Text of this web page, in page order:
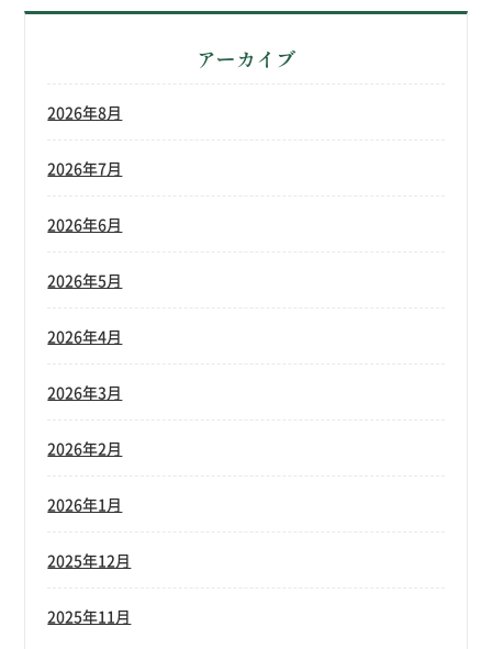
アーカイブ
2026年8月
2026年7月
2026年6月
2026年5月
2026年4月
2026年3月
2026年2月
2026年1月
2025年12月
2025年11月